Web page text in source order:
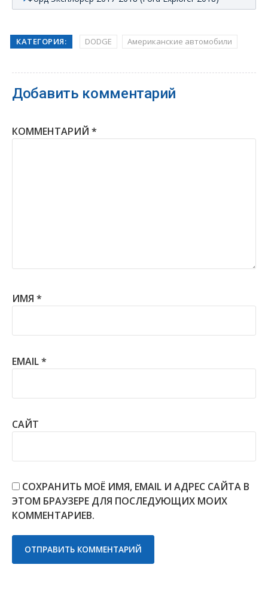
КАТЕГОРИЯ: DODGE Американские автомобили
Добавить комментарий
КОММЕНТАРИЙ *
ИМЯ *
EMAIL*
САЙТ
СОХРАНИТЬ МОЁ ИМЯ, EMAIL И АДРЕС САЙТА В
ЭТОМ БРАУЗЕРЕ ДЛЯ ПОСЛЕДУЮЩИХ МОИХ
КОММЕНТАРИЕВ.